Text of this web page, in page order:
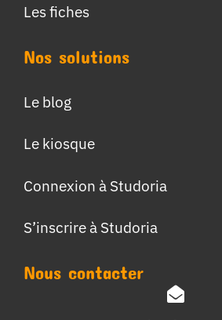
Les fiches
Nos solutions
Le blog
Le kiosque
Connexion à Studoria
S’inscrire à Studoria
Nous contacter